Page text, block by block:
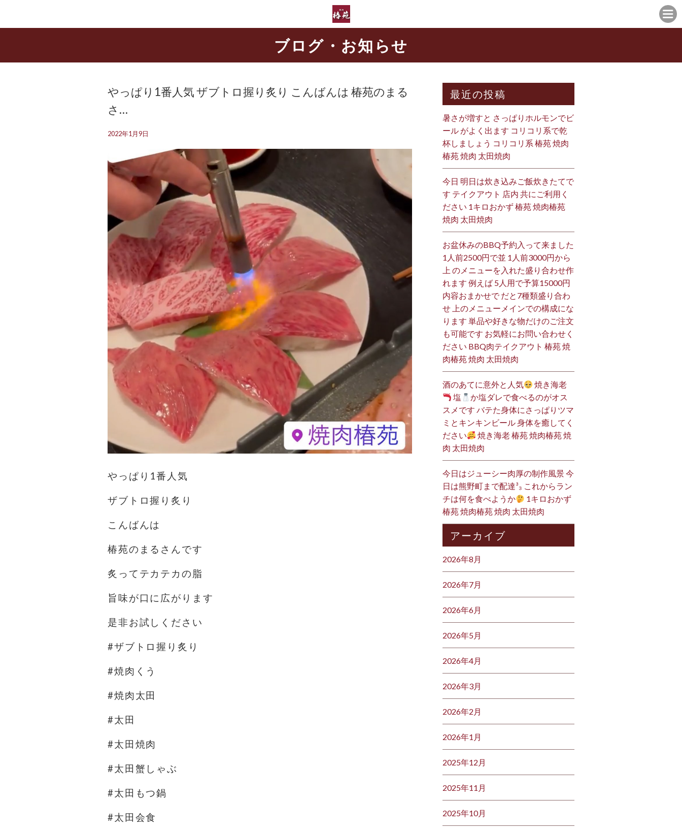
ブログ・お知らせ
やっぱり1番人気 ザブトロ握り炙り こんばんは 椿苑のまる
さ…
2022年1月9日
やっぱり1番人気
ザブトロ握り炙り
こんばんは
椿苑のまるさんです
炙ってテカテカの脂
旨味が口に広がります
是非お試しください
#ザブトロ握り炙り
#焼肉くう
#焼肉太田
#太田
#太田焼肉
#太田蟹しゃぶ
#太田もつ鍋
#太田会食
最近の投稿
暑さが増すと さっぱりホルモンでビ
ール がよく出ます コリコリ系で乾
杯しましょう コリコリ系 椿苑 焼肉
椿苑 焼肉 太田焼肉
今日 明日は炊き込みご飯炊きたてで
す テイクアウト 店内 共にご利用く
ださい 1キロおかず 椿苑 焼肉椿苑
焼肉 太田焼肉
お盆休みのBBQ予約入って来ました
1人前2500円で並 1人前3000円から
上 のメニューを入れた盛り合わせ作
れます 例えば 5人用で予算15000円
内容おまかせで だと7種類盛り合わ
せ 上のメニューメインでの構成にな
ります 単品や好きな物だけのご注文
も可能です お気軽にお問い合わせく
ださい BBQ肉テイクアウト 椿苑 焼
肉椿苑 焼肉 太田焼肉
酒のあてに意外と人気
焼き海老
塩
か塩ダレで食べるのがオス
スメです バテた身体にさっぱりツマ
ミとキンキンビール 身体を癒してく
ださい
焼き海老 椿苑 焼肉椿苑 焼
肉 太田焼肉
今日はジューシー肉厚の制作風景 今
日は熊野町まで配達³₃ これからラン
チは何を食べようか
1キロおかず
椿苑 焼肉椿苑 焼肉 太田焼肉
アーカイブ
2026年8月
2026年7月
2026年6月
2026年5月
2026年4月
2026年3月
2026年2月
2026年1月
2025年12月
2025年11月
2025年10月